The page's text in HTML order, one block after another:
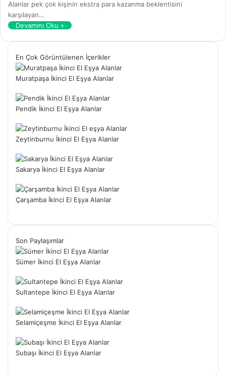
Alanlar pek çok kişinin ekstra para kazanma beklentisini
karşılayan…
Devamını Oku »
En Çok Görüntülenen İçerikler
Muratpaşa İkinci El Eşya Alanlar
Pendik İkinci El Eşya Alanlar
Zeytinburnu İkinci El Eşya Alanlar
Sakarya İkinci El Eşya Alanlar
Çarşamba İkinci El Eşya Alanlar
Son Paylaşımlar
Sümer İkinci El Eşya Alanlar
Sultantepe İkinci El Eşya Alanlar
Selamiçeşme İkinci El Eşya Alanlar
Subaşı İkinci El Eşya Alanlar